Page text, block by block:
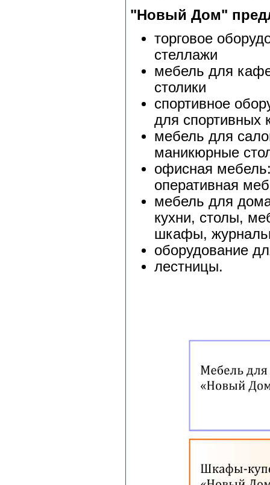
"Новый Дом"
торговое
стеллажи
мебель для
столики
спортивное
для спортивных
мебель для
маникюрные
офисная
оперативная
мебель для
кухни, столы,
шкафы,
оборудование
лестницы.